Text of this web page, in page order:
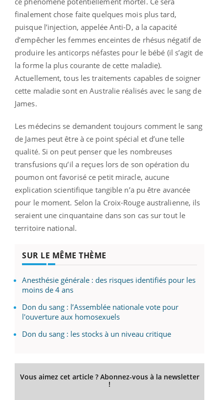
finalement chose faite quelques mois plus tard,
puisque l’injection, appelée Anti-D, a la capacité
d’empêcher les femmes enceintes de rhésus négatif de
produire les anticorps néfastes pour le bébé (il s’agit de
la forme la plus courante de cette maladie).
Actuellement, tous les traitements capables de soigner
cette maladie sont en Australie réalisés avec le sang de
James.
Les médecins se demandent toujours comment le sang
de James peut être à ce point spécial et d’une telle
qualité. Si on peut penser que les nombreuses
transfusions qu’il a reçues lors de son opération du
poumon ont favorisé ce petit miracle, aucune
explication scientifique tangible n’a pu être avancée
pour le moment. Selon la Croix-Rouge australienne, ils
seraient une cinquantaine dans son cas sur tout le
territoire national.
SUR LE MÊME THÈME
Anesthésie générale : des risques identifiés pour les
moins de 4 ans
Don du sang : l’Assemblée nationale vote pour
l'ouverture aux homosexuels
Don du sang : les stocks à un niveau critique
Vous aimez cet article ? Abonnez-vous à la newsletter
!